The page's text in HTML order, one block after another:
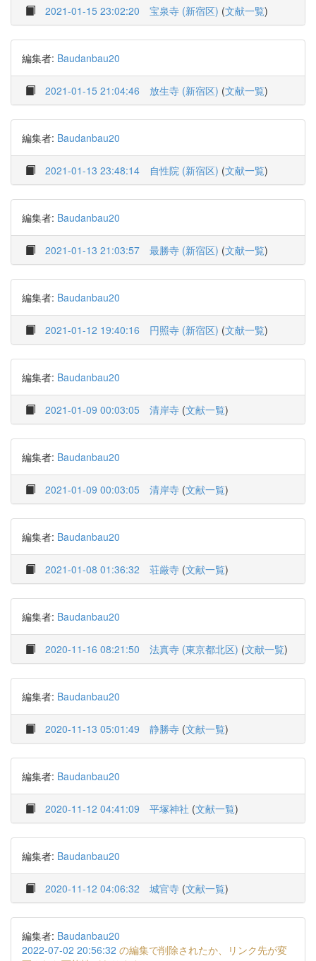
2021-01-15 23:02:20 宝泉寺 (新宿区) (文献一覧)
編集者: Baudanbau20
2021-01-15 21:04:46 放生寺 (新宿区) (文献一覧)
編集者: Baudanbau20
2021-01-13 23:48:14 自性院 (新宿区) (文献一覧)
編集者: Baudanbau20
2021-01-13 21:03:57 最勝寺 (新宿区) (文献一覧)
編集者: Baudanbau20
2021-01-12 19:40:16 円照寺 (新宿区) (文献一覧)
編集者: Baudanbau20
2021-01-09 00:03:05 清岸寺 (文献一覧)
編集者: Baudanbau20
2021-01-09 00:03:05 清岸寺 (文献一覧)
編集者: Baudanbau20
2021-01-08 01:36:32 荘厳寺 (文献一覧)
編集者: Baudanbau20
2020-11-16 08:21:50 法真寺 (東京都北区) (文献一覧)
編集者: Baudanbau20
2020-11-13 05:01:49 静勝寺 (文献一覧)
編集者: Baudanbau20
2020-11-12 04:41:09 平塚神社 (文献一覧)
編集者: Baudanbau20
2020-11-12 04:06:32 城官寺 (文献一覧)
編集者: Baudanbau20
2022-07-02 20:56:32 の編集で削除されたか、リンク先が変